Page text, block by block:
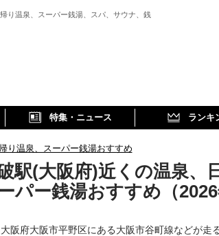
り温泉、スーパー銭湯、スパ、サウナ、銭
特集・ニュース ランキ
り温泉、スーパー銭湯おすすめ
駅(大阪府)近くの温泉、
パー銭湯おすすめ（
阪府大阪市平野区にある大阪市谷町線などが走